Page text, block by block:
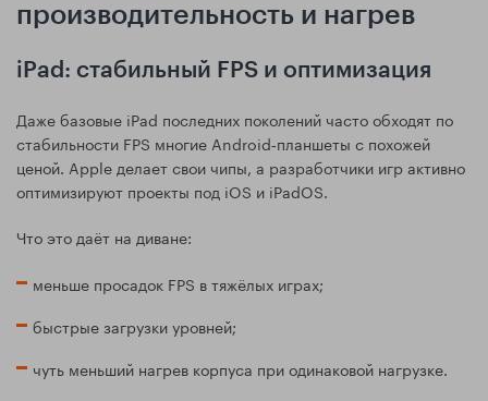
производительность и нагрев
iPad: стабильный FPS и оптимизация
Даже базовые iPad последних поколений часто обходят по
стабильности FPS многие Android‑планшеты с похожей
ценой. Apple делает свои чипы, а разработчики игр активно
оптимизируют проекты под iOS и iPadOS.
Что это даёт на диване:
меньше просадок FPS в тяжёлых играх;
быстрые загрузки уровней;
чуть меньший нагрев корпуса при одинаковой нагрузке.